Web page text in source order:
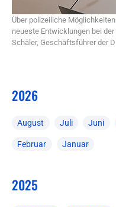
Über polizeiliche
neueste Entwicklungen bei
Schäler, Geschäftsführer der
2026
August Juli Juni
Februar Januar
2025